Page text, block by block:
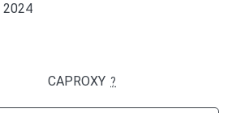
2024
CAPROXY ?